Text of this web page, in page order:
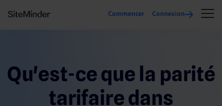
Commencer Connexion
Qu'est-ce que la parité
tarifaire dans